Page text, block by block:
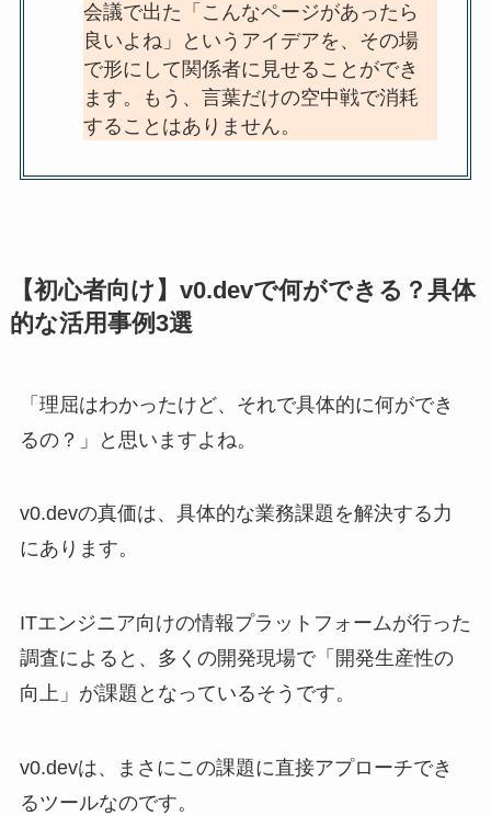
会議で出た「こんなページがあったら
良いよね」というアイデアを、その場
で形にして関係者に見せることができ
ます。もう、言葉だけの空中戦で消耗
することはありません。
【初心者向け】v0.devで何ができる？具体
的な活用事例3選
「理屈はわかったけど、それで具体的に何ができ
るの？」と思いますよね。
v0.devの真価は、具体的な業務課題を解決する力
にあります。
ITエンジニア向けの情報プラットフォームが行った
調査によると、多くの開発現場で「開発生産性の
向上」が課題となっているそうです。
v0.devは、まさにこの課題に直接アプローチでき
るツールなのです。